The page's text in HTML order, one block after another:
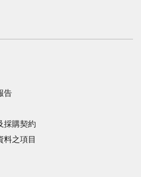
告
採購契約
料之項目